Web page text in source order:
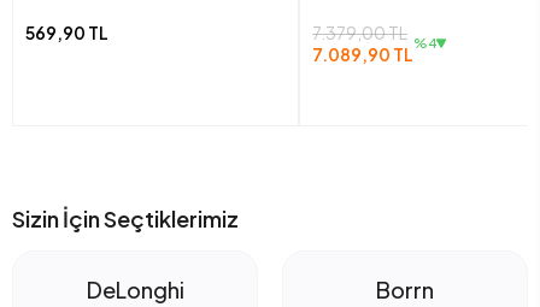
569,90 TL
7.379,00 TL
7.089,90 TL %4
Sizin İçin Seçtiklerimiz
DeLonghi Borrn